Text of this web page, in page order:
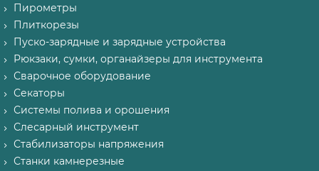
Пирометры
Плиткорезы
Пуско-зарядные и зарядные устройства
Рюкзаки, сумки, органайзеры для инструмента
Сварочное оборудование
Секаторы
Системы полива и орошения
Слесарный инструмент
Стабилизаторы напряжения
Станки камнерезные